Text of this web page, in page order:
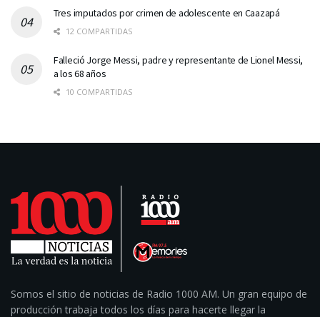
Tres imputados por crimen de adolescente en Caazapá
12 COMPARTIDAS
Falleció Jorge Messi, padre y representante de Lionel Messi,
a los 68 años
10 COMPARTIDAS
Somos el sitio de noticias de Radio 1000 AM. Un gran equipo de
producción trabaja todos los días para hacerte llegar la